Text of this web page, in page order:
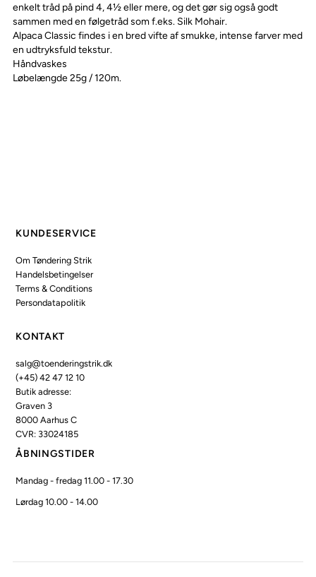
enkelt tråd på pind 4, 4½ eller mere, og det gør sig også godt
sammen med en følgetråd som f.eks. Silk Mohair.
Alpaca Classic findes i en bred vifte af smukke, intense farver med
en udtryksfuld tekstur.
Håndvaskes
Løbelængde 25g / 120m.
KUNDESERVICE
Om Tøndering Strik
Handelsbetingelser
Terms & Conditions
Persondatapolitik
KONTAKT
salg@toenderingstrik.dk
(+45) 42 47 12 10
Butik adresse:
Graven 3
8000 Aarhus C
CVR: 33024185
ÅBNINGSTIDER
Mandag - fredag 11.00 - 17.30
Lørdag 10.00 - 14.00